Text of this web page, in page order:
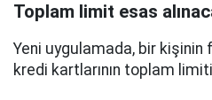
Toplam limit esas
Yeni uygulamada, bir kişinin
kredi kartlarının toplam